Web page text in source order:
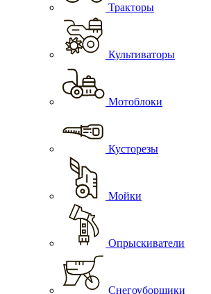
Тракторы
Культиваторы
Мотоблоки
Кусторезы
Мойки
Опрыскиватели
Снегоуборщики